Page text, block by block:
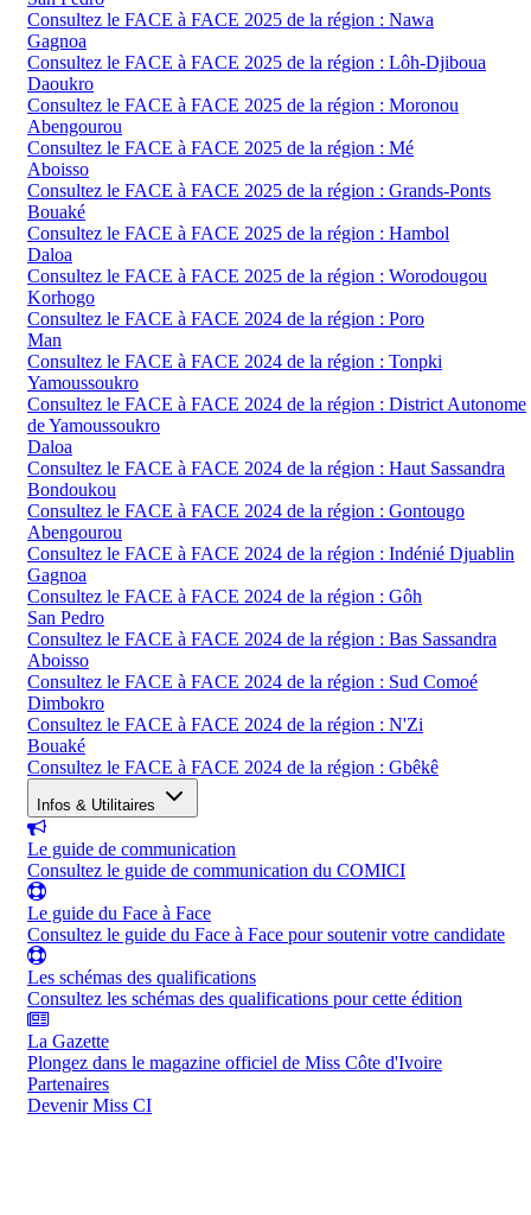
Consultez le FACE à FACE 2025 de la région : Nawa
Gagnoa
Consultez le FACE à FACE 2025 de la région : Lôh-Djiboua
Daoukro
Consultez le FACE à FACE 2025 de la région : Moronou
Abengourou
Consultez le FACE à FACE 2025 de la région : Mé
Aboisso
Consultez le FACE à FACE 2025 de la région : Grands-Ponts
Bouaké
Consultez le FACE à FACE 2025 de la région : Hambol
Daloa
Consultez le FACE à FACE 2025 de la région : Worodougou
Korhogo
Consultez le FACE à FACE 2024 de la région : Poro
Man
Consultez le FACE à FACE 2024 de la région : Tonpki
Yamoussoukro
Consultez le FACE à FACE 2024 de la région : District Autonome
de Yamoussoukro
Daloa
Consultez le FACE à FACE 2024 de la région : Haut Sassandra
Bondoukou
Consultez le FACE à FACE 2024 de la région : Gontougo
Abengourou
Consultez le FACE à FACE 2024 de la région : Indénié Djuablin
Gagnoa
Consultez le FACE à FACE 2024 de la région : Gôh
San Pedro
Consultez le FACE à FACE 2024 de la région : Bas Sassandra
Aboisso
Consultez le FACE à FACE 2024 de la région : Sud Comoé
Dimbokro
Consultez le FACE à FACE 2024 de la région : N'Zi
Bouaké
Consultez le FACE à FACE 2024 de la région : Gbêkê
Infos & Utilitaires
Le guide de communication
Consultez le guide de communication du COMICI
Le guide du Face à Face
Consultez le guide du Face à Face pour soutenir votre candidate
Les schémas des qualifications
Consultez les schémas des qualifications pour cette édition
La Gazette
Plongez dans le magazine officiel de Miss Côte d'Ivoire
Partenaires
Devenir Miss CI